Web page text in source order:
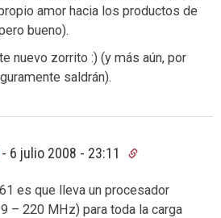
amor hacia los productos de
bueno).
nuevo zorrito :) (y más aún, por
saldrán).
- 6 julio 2008 - 23:11
es que lleva un procesador
– 220 MHz) para toda la carga